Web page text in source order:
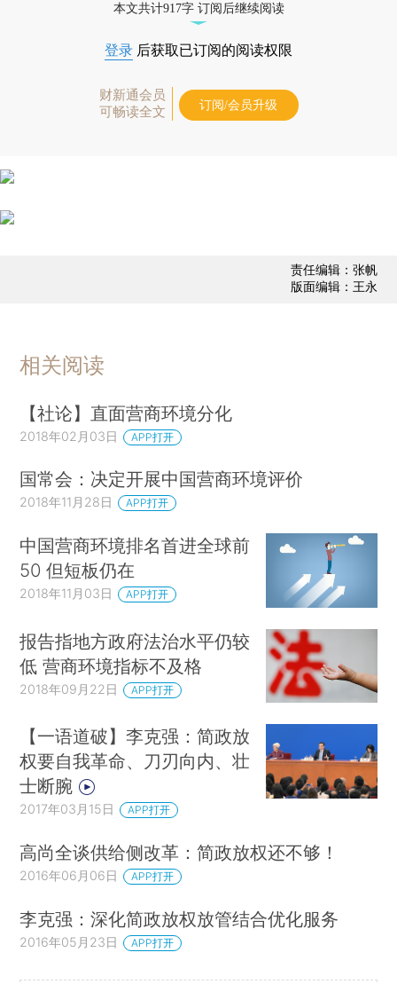
本文共计917字 订阅后继续阅读
登录 后获取已订阅的阅读权限
财新通会员
可畅读全文
订阅/会员升级
责任编辑：张帆
版面编辑：王永
相关阅读
【社论】直面营商环境分化
2018年02月03日 APP打开
国常会：决定开展中国营商环境评价
2018年11月28日 APP打开
中国营商环境排名首进全球前
50 但短板仍在
2018年11月03日 APP打开
报告指地方政府法治水平仍较
低 营商环境指标不及格
2018年09月22日 APP打开
【一语道破】李克强：简政放
权要自我革命、刀刃向内、壮
士断腕
2017年03月15日 APP打开
高尚全谈供给侧改革：简政放权还不够！
2016年06月06日 APP打开
李克强：深化简政放权放管结合优化服务
2016年05月23日 APP打开